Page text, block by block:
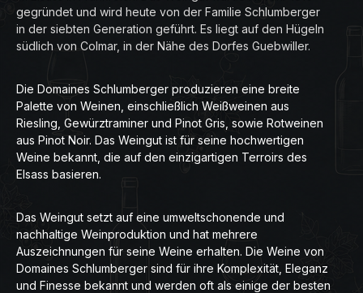
gegründet und wird heute von der Familie Schlumberger
in der siebten Generation geführt. Es liegt auf den Hügeln
südlich von Colmar, in der Nähe des Dorfes Guebwiller.
Die Domaines Schlumberger produzieren eine breite
Palette von Weinen, einschließlich Weißweinen aus
Riesling, Gewürztraminer und Pinot Gris, sowie Rotweinen
aus Pinot Noir. Das Weingut ist für seine hochwertigen
Weine bekannt, die auf den einzigartigen Terroirs des
Elsass basieren.
Das Weingut setzt auf eine umweltschonende und
nachhaltige Weinproduktion und hat mehrere
Auszeichnungen für seine Weine erhalten. Die Weine von
Domaines Schlumberger sind für ihre Komplexität, Eleganz
und Finesse bekannt und werden oft als einige der besten